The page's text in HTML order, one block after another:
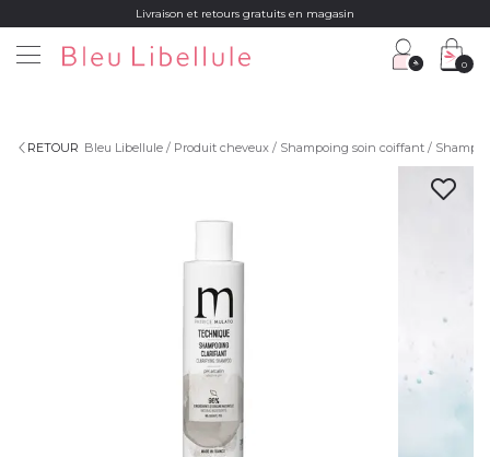
Livraison et retours gratuits en magasin
0
RETOUR Bleu Libellule Produit cheveux Shampoing soin coiffant